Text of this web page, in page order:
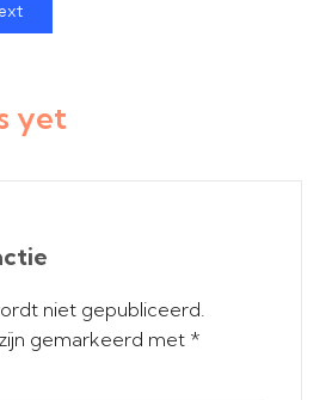
yet
niet gepubliceerd.
gemarkeerd met *